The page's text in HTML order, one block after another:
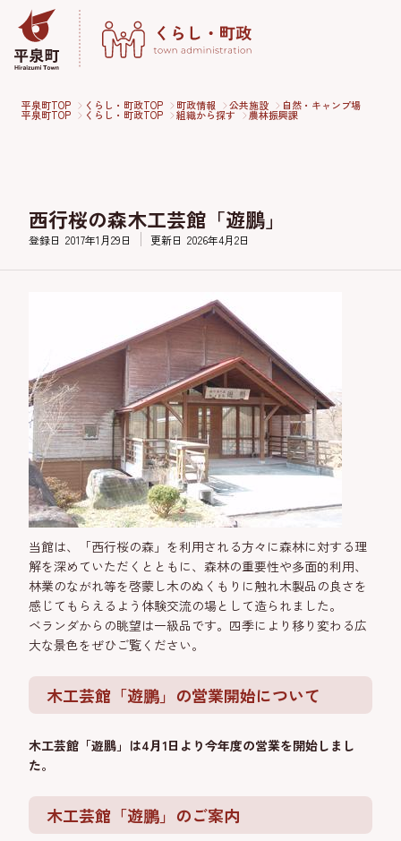
平泉町TOP くらし・町政TOP 町政情報 公共施設 自然・キャンプ場
平泉町TOP くらし・町政TOP 組織から探す 農林振興課
西行桜の森木工芸館「遊鵬」
登録日 2017年1月29日 更新日 2026年4月2日
当館は、「西行桜の森」を利用される方々に森林に対する理
解を深めていただくとともに、森林の重要性や多面的利用、
林業のながれ等を啓蒙し木のぬくもりに触れ木製品の良さを
感じてもらえるよう体験交流の場として造られました。
ベランダからの眺望は一級品です。四季により移り変わる広
大な景色をぜひご覧ください。
木工芸館「遊鵬」の営業開始について
木工芸館「遊鵬」は4月1日より今年度の営業を開始しまし
た。
木工芸館「遊鵬」のご案内